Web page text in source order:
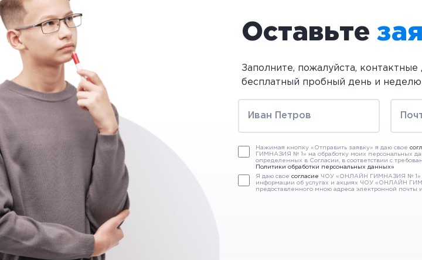
Оставьте
Заполните, пожалуйста,
бесплатный пробный день и
Нажимая кнопку «Отправить заявку» я даю свое
ГИМНАЗИЯ № 1» на обработку моих персональных
определенных в Согласии, в соответствии с
Политики обработки персональных данных»
Я даю свое согласие ЧОУ «ОНЛАЙН ГИМНАЗИЯ № 1»
информации об услугах и акциях ЧОУ «ОНЛАЙН
предоставленного мною адреса электронной